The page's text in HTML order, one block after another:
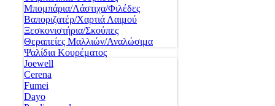
Μπομπάρια/Λάστιχα/Φιλέδες
Βαποριζατέρ/Χαρτιά Λαιμού
Ξεσκονιστήρια/Σκούπες
Θεραπείες Μαλλιών/Αναλώσιμα
Ψαλίδια Κουρέματος
Joewell
Cerena
Fumei
Dayo